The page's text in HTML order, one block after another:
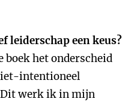
leiderschap een keus?
het onderscheid
intentioneel
werk ik in mijn